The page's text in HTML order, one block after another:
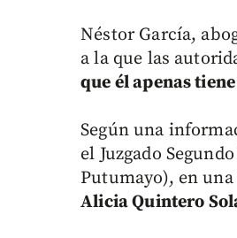
Néstor García,
a la que las
que él apenas
Según una
el Juzgado
Putumayo), en
Alicia Quintero